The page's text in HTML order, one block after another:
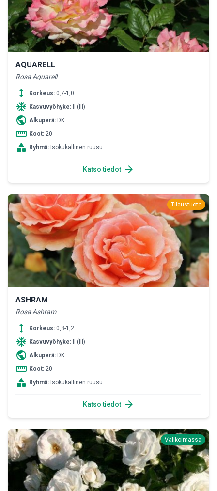
AQUARELL
Rosa Aquarell
height Korkeus: 0,7-1,0
ac_unit Kasvuvyöhyke: II (III)
public Alkuperä: DK
straighten Koot: 20-
category Ryhmä: Isokukallinen ruusu
Katso tiedot arrow_forward
Tilaustuote
ASHRAM
Rosa Ashram
height Korkeus: 0,8-1,2
ac_unit Kasvuvyöhyke: II (III)
public Alkuperä: DK
straighten Koot: 20-
category Ryhmä: Isokukallinen ruusu
Katso tiedot arrow_forward
Valikoimassa